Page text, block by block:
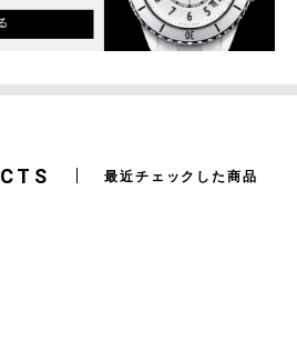
最近チェックした商品